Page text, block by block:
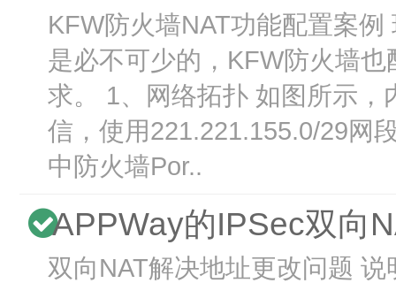
KFW防火墙NAT功能配置案
是必不可少的，KFW防火墙
求。 1、网络拓扑 如图所示
信，使用221.221.155.0/29网
中防火墙Por..
APPWay的IPSec双向
双向NAT解决地址更改问题